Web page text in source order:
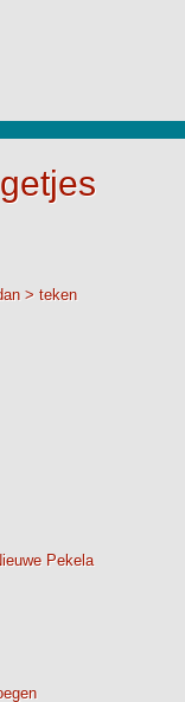
> teken
Pekela